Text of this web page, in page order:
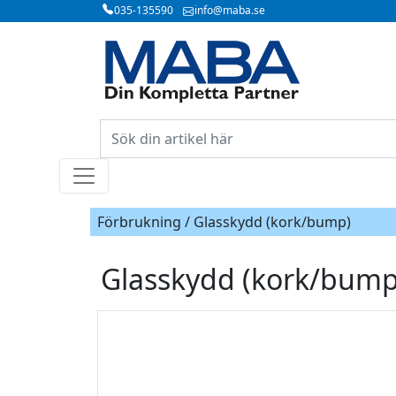
035-135590 info@maba.se
Förbrukning / Glasskydd (kork/bump)
Glasskydd (kork/